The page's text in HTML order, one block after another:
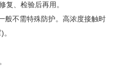
复、检验后再用。
般不需特殊防护。高浓度接触时